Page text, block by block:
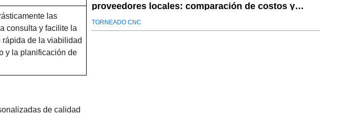
las
consulta y facilite la
de la viabilidad
y la planificación de
de calidad
proveedores locales: comparación de costos y
calidad
TORNEADO CNC